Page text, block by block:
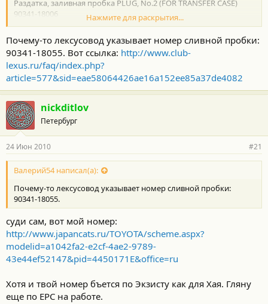
Раздатка, заливная пробка PLUG, No.2 (FOR TRANSFER CASE)
90341-18006
Прокладка такая же.
Я менял только прокладки при заменен масла, ибо смысл
замены пробок мне недоступен. Может кто объяснит?
Нажмите для раскрытия...
Почему-то лексусовод указывает номер сливной пробки:
90341-18055. Вот ссылка: http://www.club-
lexus.ru/faq/index.php?
article=577&sid=eae58064426ae16a152ee85a37de4082
nickditlov
Петербург
24 Июн 2010 #21
Валерий54 написал(а):
Почему-то лексусовод указывает номер сливной пробки:
90341-18055.
суди сам, вот мой номер:
http://www.japancats.ru/TOYOTA/scheme.aspx?
modelid=a1042fa2-e2cf-4ae2-9789-
43e44ef52147&pid=4450171E&office=ru
Хотя и твой номер бъется по Экзисту как для Хая. Гляну
еще по ЕРС на работе.